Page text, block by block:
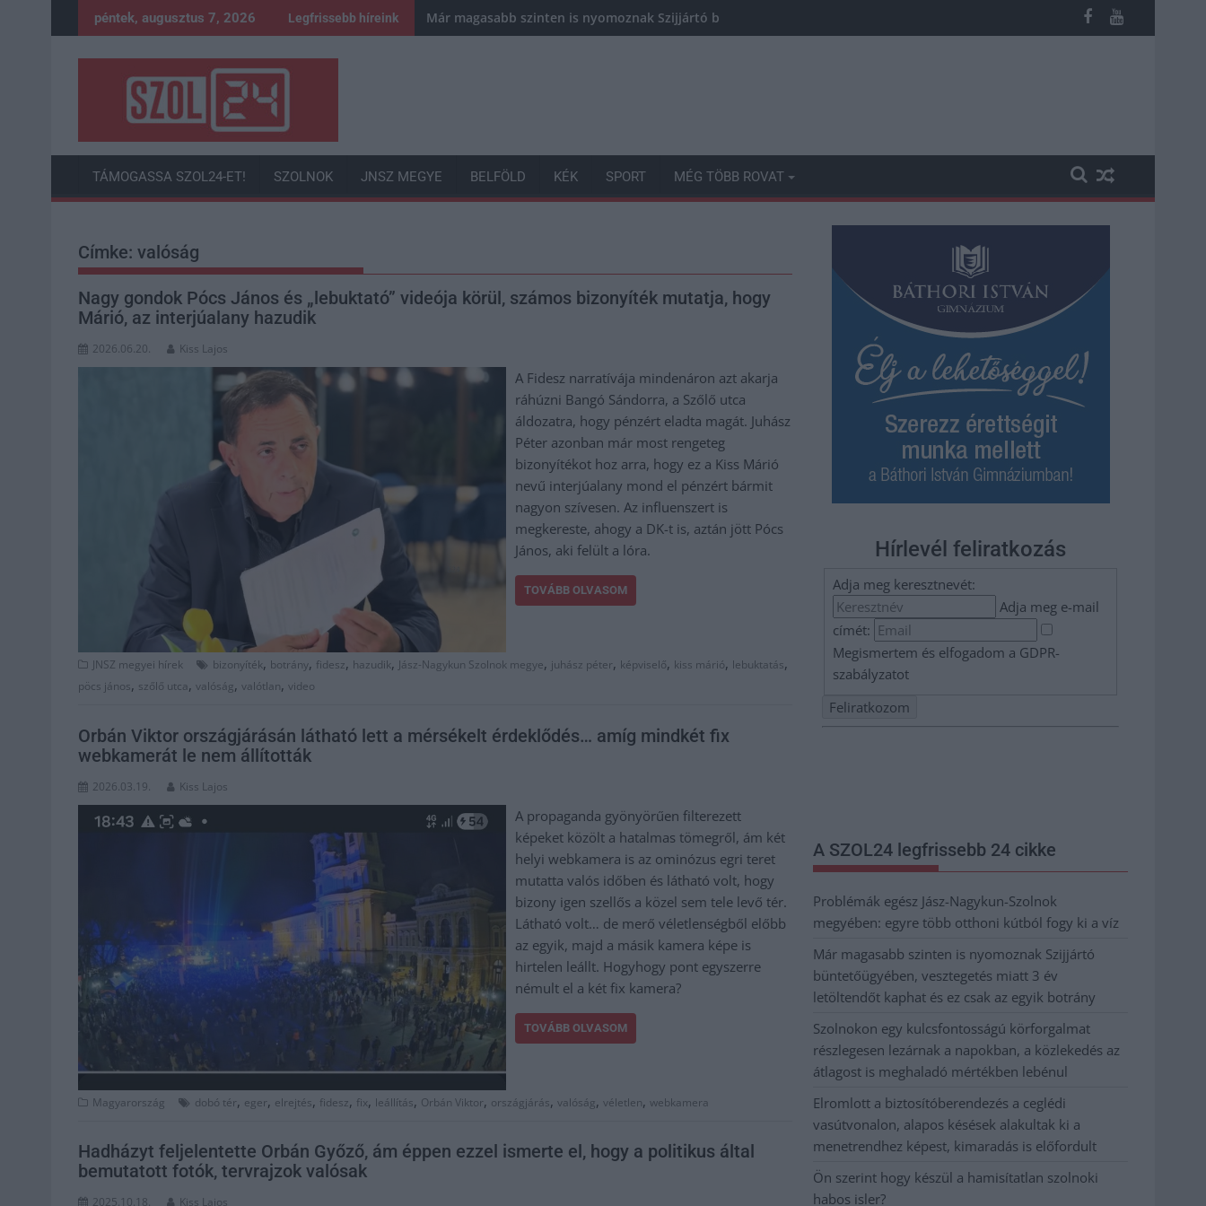
to
péntek, augusztus 7, 2026 Legfrissebb híreink Már magasabb szinten is nyomoznak Szijjártó büntetőügyében, vesztegetés miatt 3 év letöltendőt kaphat és ez csak az egyik
TÁMOGASSA SZOL24-ET! SZOLNOK JNSZ MEGYE BELFÖLD KÉK SPORT MÉG TÖBB ROVAT
Címke: valóság
Nagy gondok Pócs János és „lebuktató” videója körül, számos bizonyíték mutatja, hogy
Márió, az interjúalany hazudik
2026.06.20. Kiss Lajos
A Fidesz narratívája mindenáron azt akarja
ráhúzni Bangó Sándorra, a Szőlő utca
áldozatra, hogy pénzért eladta magát. Juhász
Péter azonban már most rengeteg
bizonyítékot hoz arra, hogy ez a Kiss Márió
nevű interjúalany mond el pénzért bármit
nagyon szívesen. Az influenszert is
megkereste, ahogy a DK-t is, aztán jött Pócs
János, aki felült a lóra.
TOVÁBB OLVASOM
JNSZ megyei hírek bizonyíték, botrány, fidesz, hazudik, Jász-Nagykun Szolnok megye, juhász péter, képviselő, kiss márió, lebuktatás,
pöcs jános, szőlő utca, valóság, valótlan, video
Orbán Viktor országjárásán látható lett a mérsékelt érdeklődés… amíg mindkét fix
webkamerát le nem állították
2026.03.19. Kiss Lajos
A propaganda gyönyörűen filterezett
képeket közölt a hatalmas tömegről, ám két
helyi webkamera is az ominózus egri teret
mutatta valós időben és látható volt, hogy
bizony igen szellős a közel sem tele levő tér.
Látható volt… de merő véletlenségből előbb
az egyik, majd a másik kamera képe is
hirtelen leállt. Hogyhogy pont egyszerre
némult el a két fix kamera?
TOVÁBB OLVASOM
Magyarország dobó tér, eger, elrejtés, fidesz, fix, leállítás, Orbán Viktor, országjárás, valóság, véletlen, webkamera
Hadházyt feljelentette Orbán Győző, ám éppen ezzel ismerte el, hogy a politikus által
bemutatott fotók, tervrajzok valósak
2025.10.18. Kiss Lajos
Hírlevél feliratkozás
Adja meg keresztnevét:
Adja meg e-mail
címét:
Megismertem és elfogadom a GDPR-
szabályzatot
A SZOL24 legfrissebb 24 cikke
Problémák egész Jász-Nagykun-Szolnok
megyében: egyre több otthoni kútból fogy ki a víz
Már magasabb szinten is nyomoznak Szijjártó
büntetőügyében, vesztegetés miatt 3 év
letöltendőt kaphat és ez csak az egyik botrány
Szolnokon egy kulcsfontosságú körforgalmat
részlegesen lezárnak a napokban, a közlekedés az
átlagost is meghaladó mértékben lebénul
Elromlott a biztosítóberendezés a ceglédi
vasútvonalon, alapos késések alakultak ki a
menetrendhez képest, kimaradás is előfordult
Ön szerint hogy készül a hamisítatlan szolnoki
habos isler?